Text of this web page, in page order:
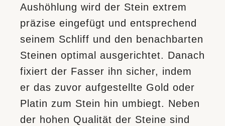
Aushöhlung wird der Stein extrem
präzise eingefügt und entsprechend
seinem Schliff und den benachbarten
Steinen optimal ausgerichtet. Danach
fixiert der Fasser ihn sicher, indem
er das zuvor aufgestellte Gold oder
Platin zum Stein hin umbiegt. Neben
der hohen Qualität der Steine sind